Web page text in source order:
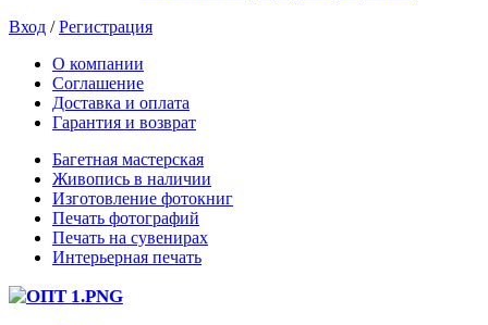
Вход /Регистрация
О компании
Соглашение
Доставка и оплата
Гарантия и возврат
Багетная мастерская
Живопись в наличии
Изготовление фотокниг
Печать фотографий
Печать на сувенирах
Интерьерная печать